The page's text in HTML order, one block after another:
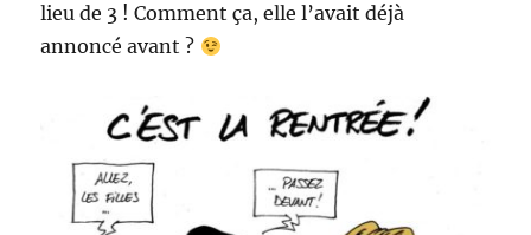
lieu de 3 ! Comment ça, elle l’avait déjà
annoncé avant ?